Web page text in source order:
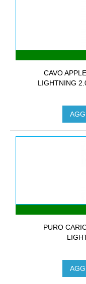
CAVO
LIGHTNING
PURO